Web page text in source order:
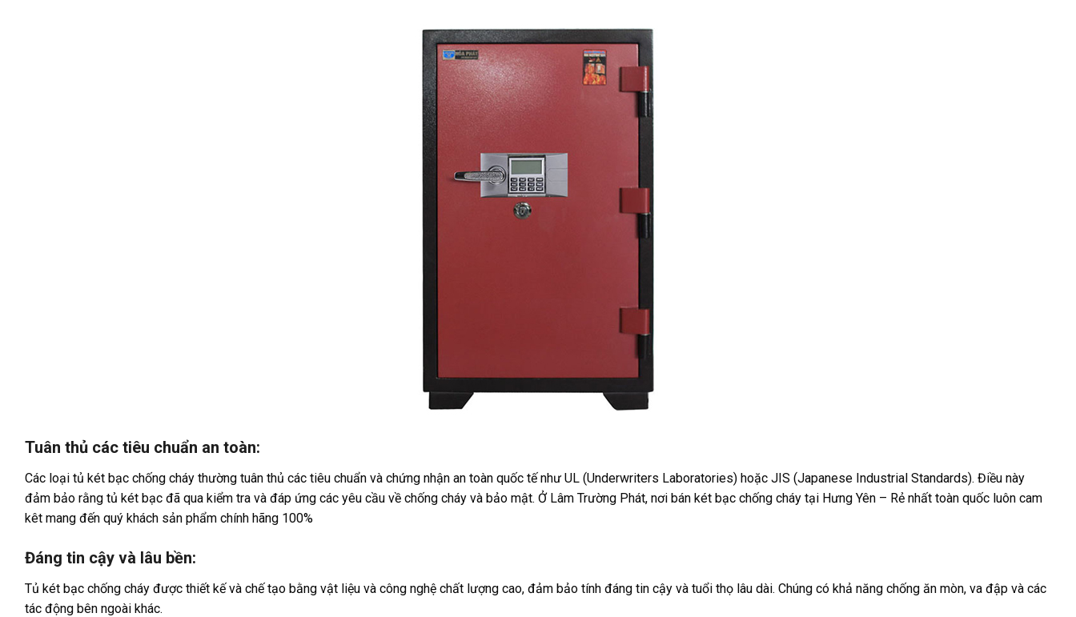
Tuân thủ các tiêu chuẩn an toàn:
Các loại tủ két bạc chống cháy thường tuân thủ các tiêu chuẩn và chứng nhận an toàn quốc tế như UL (Underwriters Laboratories) hoặc JIS (Japanese Industrial Standards). Điều này
đảm bảo rằng tủ két bạc đã qua kiểm tra và đáp ứng các yêu cầu về chống cháy và bảo mật. Ở Lâm Trường Phát, nơi bán két bạc chống cháy tại Hưng Yên – Rẻ nhất toàn quốc luôn cam
kêt mang đến quý khách sản phẩm chính hãng 100%
Đáng tin cậy và lâu bền:
Tủ két bạc chống cháy được thiết kế và chế tạo bằng vật liệu và công nghệ chất lượng cao, đảm bảo tính đáng tin cậy và tuổi thọ lâu dài. Chúng có khả năng chống ăn mòn, va đập và các
tác động bên ngoài khác.